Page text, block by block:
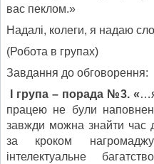
вас пеклом.»
Надалі, колеги, я надаю
(Робота в групах)
Завдання до обговорення:
І група – порада №3. «
працею не були
завжди можна знайти час
за кроком
інтелектуальне